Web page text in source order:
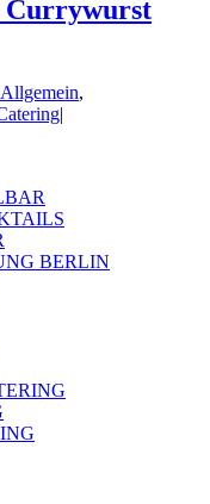
Currywurst
Allgemein,
|
BERLIN